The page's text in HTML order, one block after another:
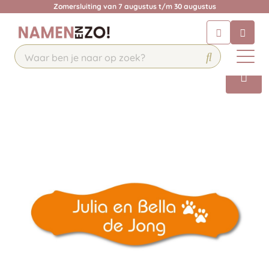
Zomersluiting van 7 augustus t/m 30 augustus
Chat 24/7 met onze chatbot voor
hulp
Contact